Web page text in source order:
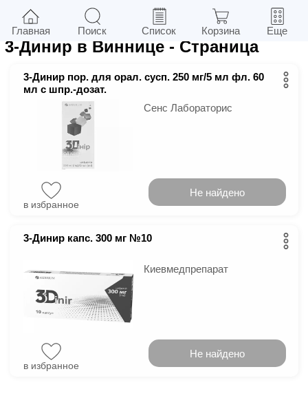
Фильтры Винница
3-Динир в Виннице - Страница
3-Динир пор. для орал. сусп. 250 мг/5 мл фл. 60
мл с шпр.-дозат.
Сенс Лабораторис
в избранное
Не найдено
3-Динир капс. 300 мг №10
Киевмедпрепарат
в избранное
Не найдено
Главная Поиск Список Корзина Еще